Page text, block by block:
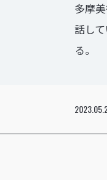
多摩
話し
る。